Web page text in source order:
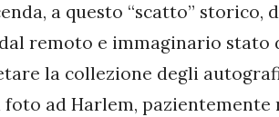
a questo “scatto” storico,
remoto e immaginario stato
la collezione degli
ad Harlem,